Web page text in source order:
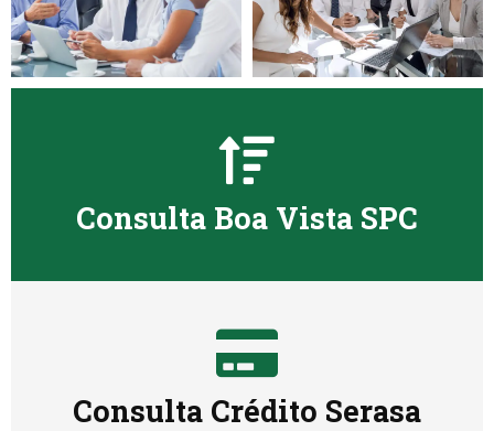
Consulta Boa Vista SPC
Consulta Crédito Serasa